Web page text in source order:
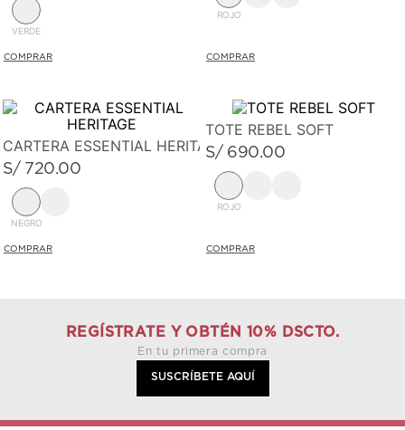
VERDE
ROJO
CARTERA ESSENTIAL HERITAGE
S/ 720.00
NEGRO
TOTE REBEL SOFT
S/ 690.00
ROJO
REGÍSTRATE Y OBTÉN 10% DSCTO.
En tu primera compra
SUSCRÍBETE AQUÍ